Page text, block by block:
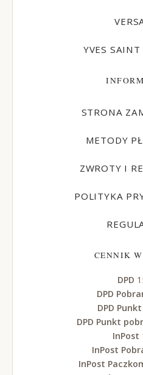
YVES
STRONA
METODY
ZWROTY I
POLITYKA
CENNIK
DPD
DPD
DPD Punkt
DPD Punkt
InPost
InPost
InPost